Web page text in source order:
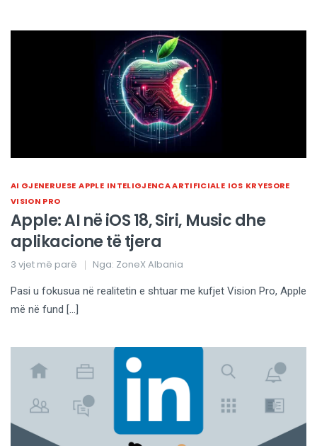
AI GJENERUESE APPLE INTELIGJENCA ARTIFICIALE IOS KRYESORE
VISION PRO
Apple: AI në iOS 18, Siri, Music dhe
aplikacione të tjera
3 vjet më parë Nga: ZoneX Albania
Pasi u fokusua në realitetin e shtuar me kufjet Vision Pro, Apple
më në fund […]